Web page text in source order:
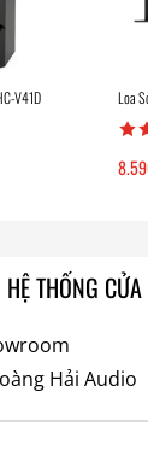
V41D Loa
THỐNG
Hải Audio